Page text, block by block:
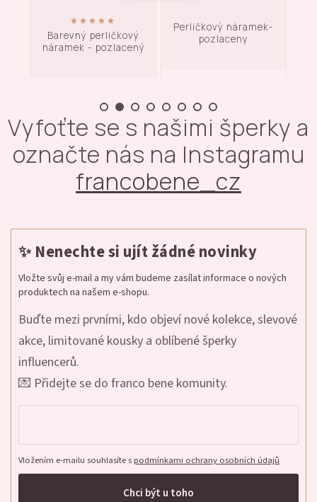
Barevný perličkový
náramek - pozlacený
Perličkový náramek-
pozlaceny
Vyfoťte se s našimi šperky a
označte nás na Instagramu
francobene_cz
✨ Nenechte si ujít žádné novinky
Vložte svůj e-mail a my vám budeme zasílat informace o nových
produktech na našem e-shopu.
Buďte mezi prvními, kdo objeví nové kolekce, slevové
akce, limitované kousky a oblíbené šperky
influencerů.
💌 Přidejte se do franco bene komunity.
Vložením e-mailu souhlasíte s podmínkami ochrany osobních údajů
Chci být u toho